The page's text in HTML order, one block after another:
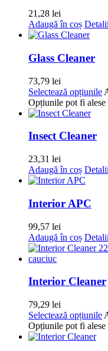
21,28 lei
Adaugă în coș Detalii
Glass Cleaner
73,79 lei
Selectează opțiunile
Opțiunile pot fi
Insect Cleaner
23,31 lei
Adaugă în coș Detalii
Interior APC
99,57 lei
Adaugă în coș Detalii
Interior Cleaner
79,29 lei
Selectează opțiunile
Opțiunile pot fi